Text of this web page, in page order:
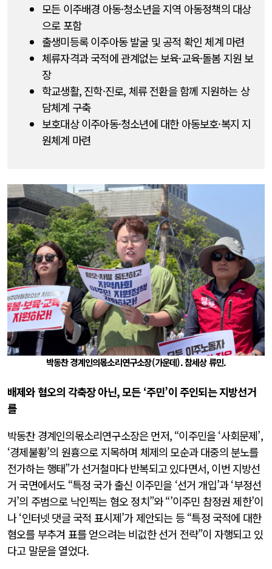
모든 이주배경 아동·청소년을 지역 아동정책의 대상
으로 포함
출생미등록 이주아동 발굴 및 공적 확인 체계 마련
체류자격과 국적에 관계없는 보육·교육·돌봄 지원 보
장
학교생활, 진학·진로, 체류 전환을 함께 지원하는 상
담체계 구축
보호대상 이주아동·청소년에 대한 아동보호·복지 지
원체계 마련
박동찬 경계인의몫소리연구소장(가운데). 참세상 류민.
배제와 혐오의 각축장 아닌, 모든 ‘주민’이 주인되는 지방선거
를
박동찬 경계인의몫소리연구소장은 먼저, “이주민을 ‘사회문제’,
‘경제불황’의 원흉으로 지목하며 체제의 모순과 대중의 분노를
전가하는 행태”가 선거철마다 반복되고 있다면서, 이번 지방선
거 국면에서도 “특정 국가 출신 이주민을 ‘선거 개입’과 ‘부정선
거’의 주범으로 낙인찍는 혐오 정치”와 “’이주민 참정권 제한’이
나 ‘인터넷 댓글 국적 표시제’가 제안되는 등 “특정 국적에 대한
혐오를 부추겨 표를 얻으려는 비겂한 선거 전략”이 자행되고 있
다고 말문을 열었다.